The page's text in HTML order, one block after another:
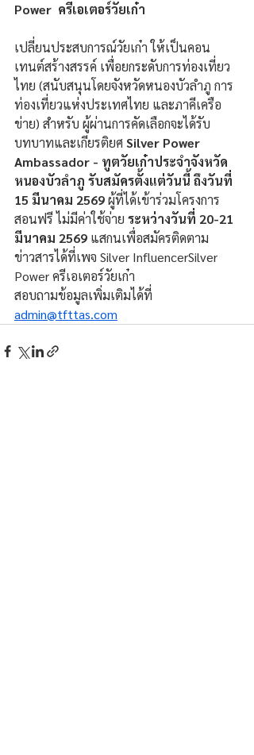
Power  ครีเอเตอร์วัยเก๋า
เปลี่ยนประสบการณ์วัยเก๋า ให้เป็นคอน
เทนต์สร้างสรรค์ เพื่อยกระดับการท่องเที่ยว
ไทย (สนับสนุนโดยจังหวัดหนองบัวลำภู การ
ท่องเที่ยวแห่งประเทศไทย และภาคีเครือ
ข่าย) สำหรับ ผู้ผ่านการคัดเลือกจะได้รับ
บทบาทและเกียรติยศ Silver Power
Ambassador - ทูตวัยเก๋าประจำจังหวัด
หนองบัวลำภู รับสมัครตั้งแต่วันนี้ ถึงวันที่
15 มีนาคม 2569 ผู้ที่ได้เข้าร่วมโครงการ
สอนฟรี ไม่มีค่าใช้จ่าย ระหว่างวันที่ 20-21
มีนาคม 2569 แสกนเพื่อสมัครติดตาม
ข่าวสารได้ที่เพจ Silver InfluencerSilver
Power ครีเอเตอร์วัยเก๋า
สอบถามข้อมูลเพิ่มเติมได้ที่
admin@tfttas.com